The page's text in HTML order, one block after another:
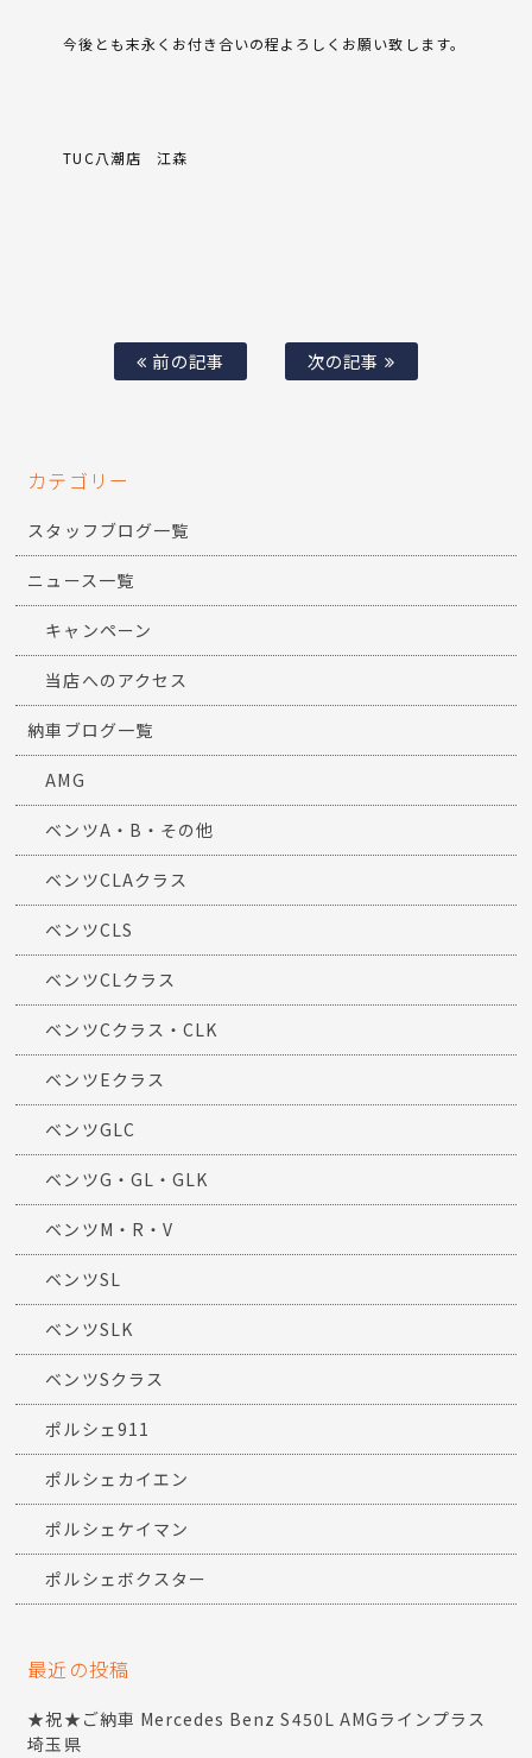
今後とも末永くお付き合いの程よろしくお願い致します。
TUC八潮店 江森
前の記事 次の記事
カテゴリー
スタッフブログ一覧
ニュース一覧
キャンペーン
当店へのアクセス
納車ブログ一覧
AMG
ベンツA・B・その他
ベンツCLAクラス
ベンツCLS
ベンツCLクラス
ベンツCクラス・CLK
ベンツEクラス
ベンツGLC
ベンツG・GL・GLK
ベンツM・R・V
ベンツSL
ベンツSLK
ベンツSクラス
ポルシェ911
ポルシェカイエン
ポルシェケイマン
ポルシェボクスター
最近の投稿
★祝★ご納車 Mercedes Benz S450L AMGラインプラス
埼玉県